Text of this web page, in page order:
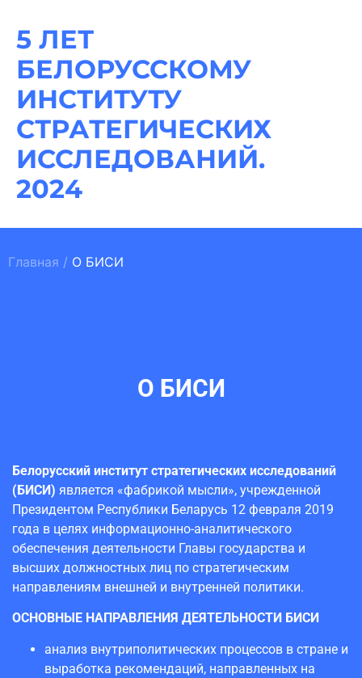
5 ЛЕТ
БЕЛОРУССКОМУ
ИНСТИТУТУ
СТРАТЕГИЧЕСКИХ
ИССЛЕДОВАНИЙ.
2024
Главная / О БИСИ
О БИСИ
Белорусский институт стратегических исследований
(БИСИ) является «фабрикой мысли», учрежденной
Президентом Республики Беларусь 12 февраля 2019
года в целях информационно-аналитического
обеспечения деятельности Главы государства и
высших должностных лиц по стратегическим
направлениям внешней и внутренней политики.
ОСНОВНЫЕ НАПРАВЛЕНИЯ ДЕЯТЕЛЬНОСТИ БИСИ
анализ внутриполитических процессов в стране и
выработка рекомендаций, направленных на